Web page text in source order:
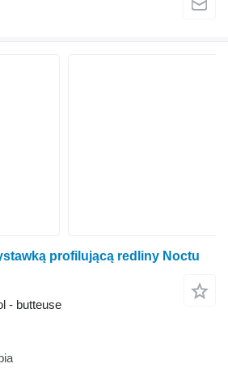
profilującą redliny Noctu
- butteuse